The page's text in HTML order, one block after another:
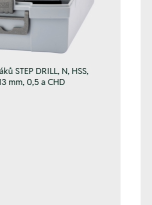
STEP DRILL, N, HSS,
mm, 0,5 a CHD